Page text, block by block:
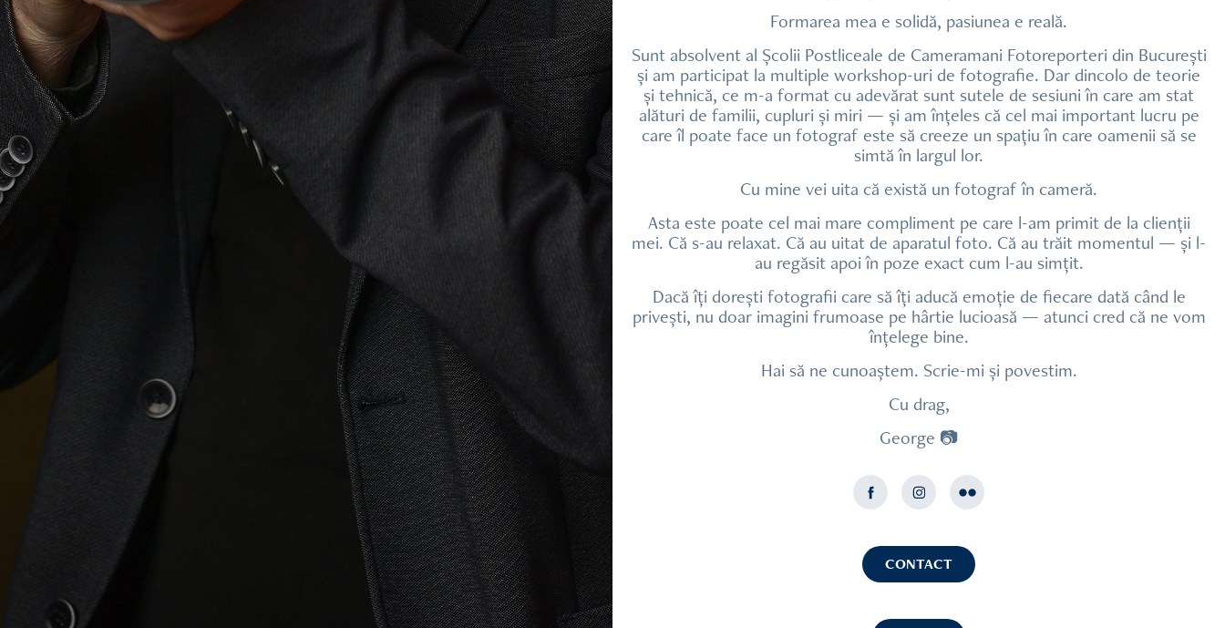
Formarea mea e solidă, pasiunea e reală.
Sunt absolvent al Școlii Postliceale de Cameramani Fotoreporteri din București
și am participat la multiple workshop-uri de fotografie. Dar dincolo de teorie
și tehnică, ce m-a format cu adevărat sunt sutele de sesiuni în care am stat
alături de familii, cupluri și miri — și am înțeles că cel mai important lucru pe
care îl poate face un fotograf este să creeze un spațiu în care oamenii să se
simtă în largul lor.
Cu mine vei uita că există un fotograf în cameră.
Asta este poate cel mai mare compliment pe care l-am primit de la clienții
mei. Că s-au relaxat. Că au uitat de aparatul foto. Că au trăit momentul — și l-
au regăsit apoi în poze exact cum l-au simțit.
Dacă îți dorești fotografii care să îți aducă emoție de fiecare dată când le
privești, nu doar imagini frumoase pe hârtie lucioasă — atunci cred că ne vom
înțelege bine.
Hai să ne cunoaștem. Scrie-mi și povestim.
Cu drag,
George 📷
CONTACT